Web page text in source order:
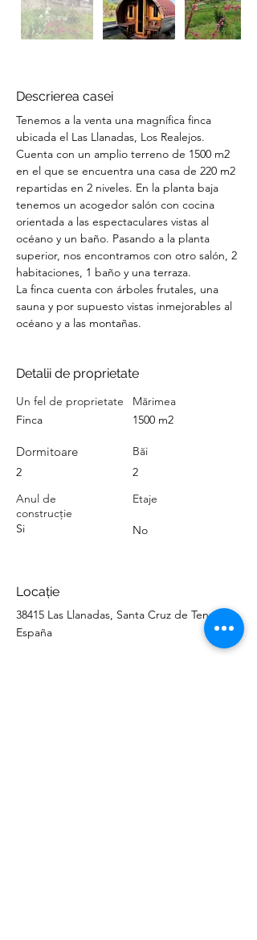
Descrierea casei
Tenemos a la venta una magnífica finca
ubicada el Las Llanadas, Los Realejos.
Cuenta con un amplio terreno de 1500 m2
en el que se encuentra una casa de 220 m2
repartidas en 2 niveles. En la planta baja
tenemos un acogedor salón con cocina
orientada a las espectaculares vistas al
océano y un baño. Pasando a la planta
superior, nos encontramos con otro salón, 2
habitaciones, 1 baño y una terraza.
La finca cuenta con árboles frutales, una
sauna y por supuesto vistas inmejorables al
océano y a las montañas.
Detalii de proprietate
Un fel de proprietate
Finca
Dormitoare
2
Anul de
construcție
Si
Mărimea
1500 m2
Băi
2
Etaje
No
Locație
38415 Las Llanadas, Santa Cruz de Tenerife,
España